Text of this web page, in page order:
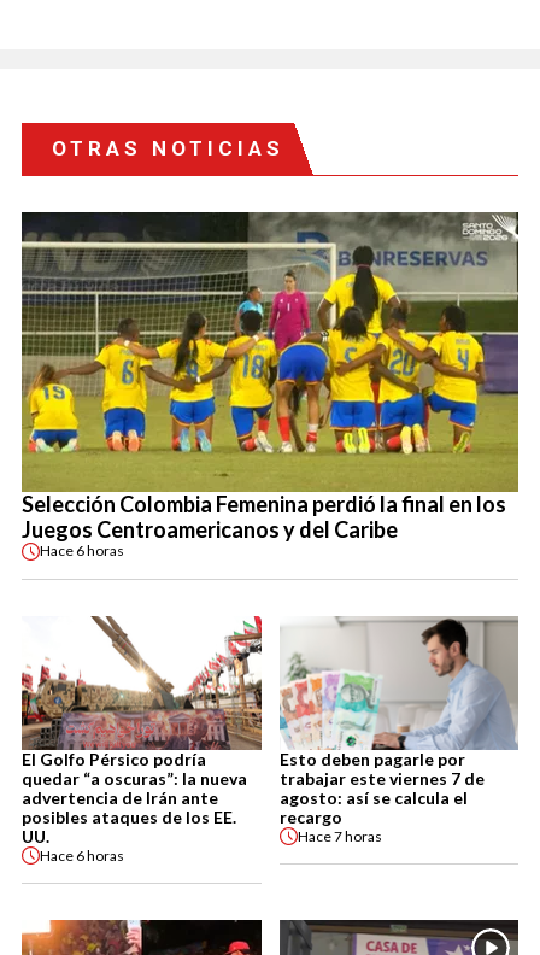
OTRAS NOTICIAS
Selección Colombia Femenina perdió la final en los
Juegos Centroamericanos y del Caribe
Hace 6 horas
El Golfo Pérsico podría
quedar “a oscuras”: la nueva
advertencia de Irán ante
posibles ataques de los EE.
UU.
Hace 6 horas
Esto deben pagarle por
trabajar este viernes 7 de
agosto: así se calcula el
recargo
Hace7 horas